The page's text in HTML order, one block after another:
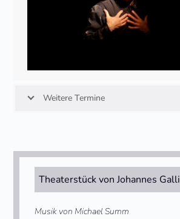
Weitere Termine
Theaterstück von Johannes Galli
Musik von Michael Summ